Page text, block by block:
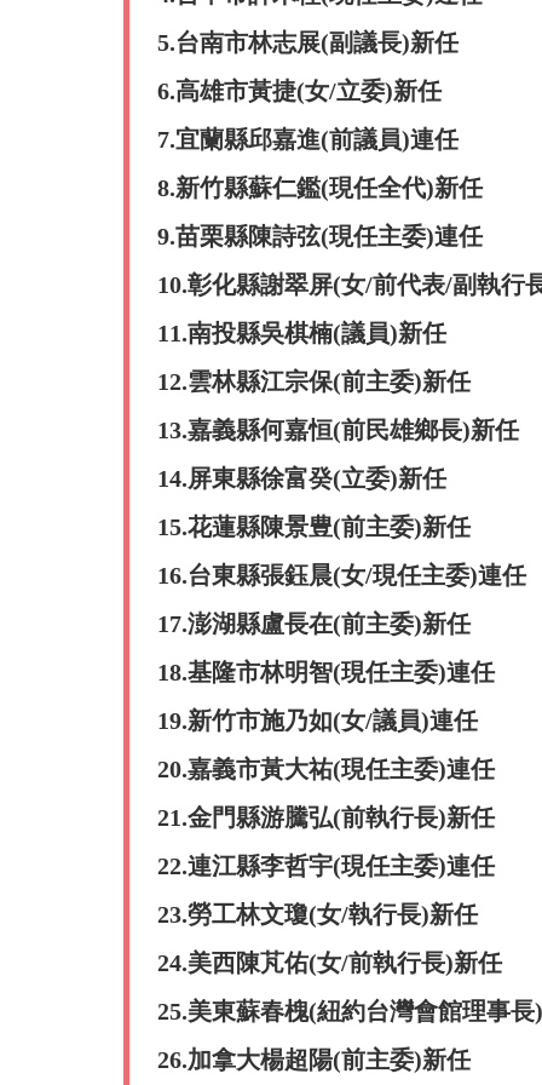
5.台南市林志展(副議長)新任
6.高雄市黃捷(女/立委)新任
7.宜蘭縣邱嘉進(前議員)連任
8.新竹縣蘇仁鑑(現任全代)新任
9.苗栗縣陳詩弦(現任主委)連任
10.彰化縣謝翠屏(女/前代表/副執行
11.南投縣吳棋楠(議員)新任
12.雲林縣江宗保(前主委)新任
13.嘉義縣何嘉恒(前民雄鄉長)新任
14.屏東縣徐富癸(立委)新任
15.花蓮縣陳景豊(前主委)新任
16.台東縣張鈺晨(女/現任主委)連任
17.澎湖縣盧長在(前主委)新任
18.基隆市林明智(現任主委)連任
19.新竹市施乃如(女/議員)連任
20.嘉義市黃大祐(現任主委)連任
21.金門縣游騰弘(前執行長)新任
22.連江縣李哲宇(現任主委)連任
23.勞工林文瓊(女/執行長)新任
24.美西陳芃佑(女/前執行長)新任
25.美東蘇春槐(紐約台灣會館理事長
26.加拿大楊超陽(前主委)新任